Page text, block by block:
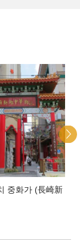
중화가 (長崎新